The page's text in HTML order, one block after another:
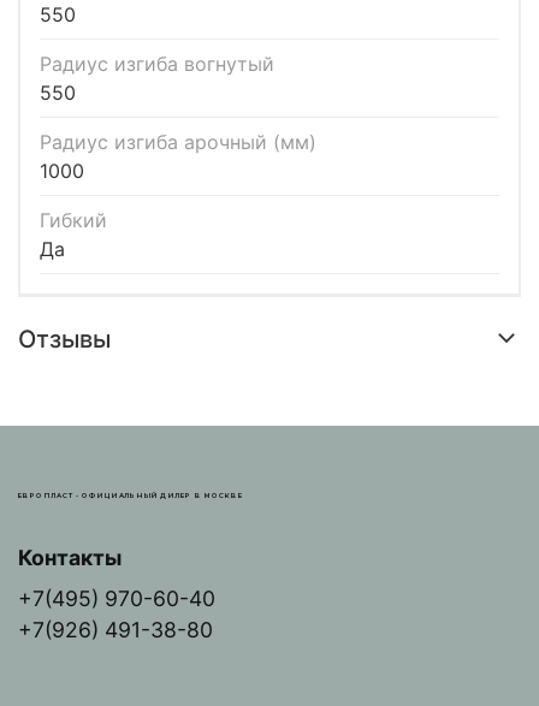
550
Радиус изгиба вогнутый
550
Радиус изгиба арочный (мм)
1000
Гибкий
Да
Отзывы
ЕВРОПЛАСТ - ОФИЦИАЛЬНЫЙ ДИЛЕР В МОСКВЕ
Контакты
+7(495) 970-60-40
+7(926) 491-38-80